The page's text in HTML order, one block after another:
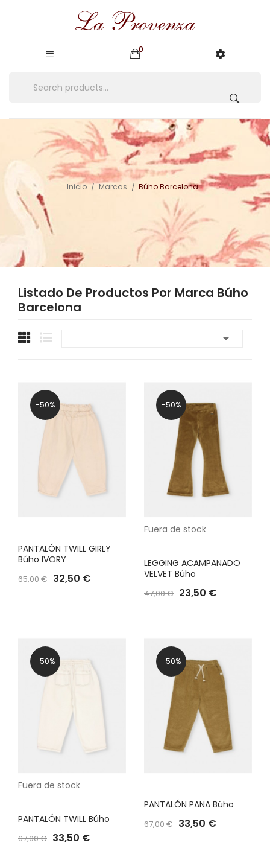
0
Inicio Marcas Búho Barcelona
Listado De Productos Por Marca Búho
Barcelona

-50%
PANTALÓN TWILL GIRLY
Búho IVORY
65,00 € 32,50 €
-50%
Fuera de stock
LEGGING ACAMPANADO
VELVET Búho
47,00 € 23,50 €
-50%
Fuera de stock
PANTALÓN TWILL Búho
67,00 € 33,50 €
-50%
PANTALÓN PANA Búho
67,00 € 33,50 €